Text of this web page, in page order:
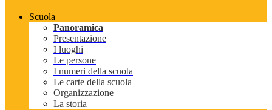
Scuola
Panoramica
Presentazione
I luoghi
Le persone
I numeri della scuola
Le carte della scuola
Organizzazione
La storia